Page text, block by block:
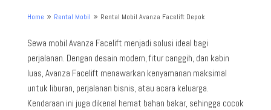
Home 9 Rental Mobil 9 Rental Mobil Avanza Facelift Depok
Sewa mobil Avanza Facelift menjadi solusi ideal bagi
perjalanan. Dengan desain modern, fitur canggih, dan kabin
luas, Avanza Facelift menawarkan kenyamanan maksimal
untuk liburan, perjalanan bisnis, atau acara keluarga.
Kendaraan ini juga dikenal hemat bahan bakar, sehingga cocok